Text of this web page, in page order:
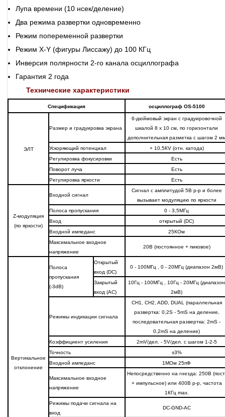
Лупа времени (10 нсек/деление)
Два режима развертки одновременно
Режим попеременной развертки
Режим X-Y (фигуры Лиссажу) до 100 КГц
Инверсия полярности 2-го канала осциллографа
Гарантия 2 года
Технические характеристики
Спецификация осциллограф OS-5100
ЭЛТ
Размер и градуировка экрана
6-дюймовый экран с градуировочной
шкалой 8 х 10 см, по горизонтали
дополнительная разметка с шагом 2
Ускоряющий потенциал
+ 10,5КV (отн. катода)
Регулировка фокусировки
Есть
Поворот луча
Есть
Регулировка яркости
Есть
Z-модуляция
(по яркости)
Входной сигнал
Сигнал с амплитудой 5В р-р и более
вызывает модуляцию по яркости
Полоса пропускания
0 - 3,5МГц
Вход
открытый (DC)
Входной импеданс
25КОм
Максимальное входное
напряжение
20В (постоянное + пиковое)
Вертикальное
отклонение
Полоса
пропускания
(-3dB)
Открытый
вход (DC)
0 - 100МГц , 0 - 20МГц (диапазон 2мВ)
Закрытый
вход (AC)
10Гц - 100МГц , 10Гц - 20МГц (диапазон
2мВ)
Режимы индикации сигнала
CH1, CH2, ADD, DUAL (параллельная
развертка: 0,2S - 5mS на деление,
последовательная развертка: 2mS -
0,2mS на деление)
Коэффициент усиления
2mV/дел. - 5V/дел. с шагом 1-2-5
Точность
±3%
Входной импеданс
1МОм 25пФ
Максимальное входное
напряжение
Непосредственно на гнезда: 250В
+ импульсное) или 400В p-p, частота
1КГц max.
Режимы подачи сигнала на
вход
DC-GND-AC